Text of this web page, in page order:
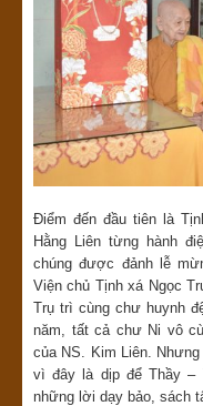
Điểm đến đầu tiên là
Hằng Liên từng hành
chúng được đảnh lễ
Viện chủ Tịnh xá Ngọc
Trụ trì cùng chư huynh
năm, tất cả chư Ni vô
của NS. Kim Liên.
vì đây là dịp để Thầy –
những lời dạy bảo, sách